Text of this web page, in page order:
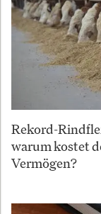
Rekord-
warum kostet
Vermögen?